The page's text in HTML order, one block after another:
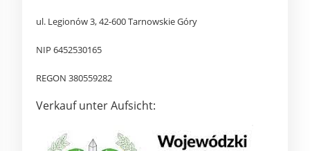
ul. Legionów 3, 42-600 Tarnowskie Góry
NIP 6452530165
REGON 380559282
Verkauf unter Aufsicht: